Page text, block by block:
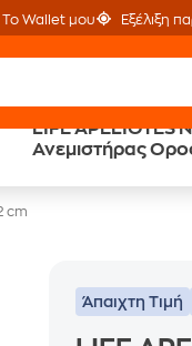
Το Wallet μου Εξέλιξη
LIFE APELIOTES
Ανεμιστήρας
επιστροφή
cm
Άπαιχτη Τιμή